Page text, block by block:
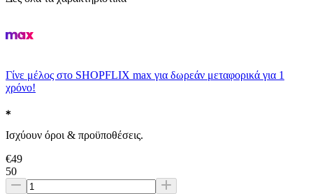
Γίνε μέλος στο SHOPFLIX max για δωρεάν μεταφορικά για 1
χρόνο!
Ισχύουν όροι & προϋποθέσεις.
€49
50